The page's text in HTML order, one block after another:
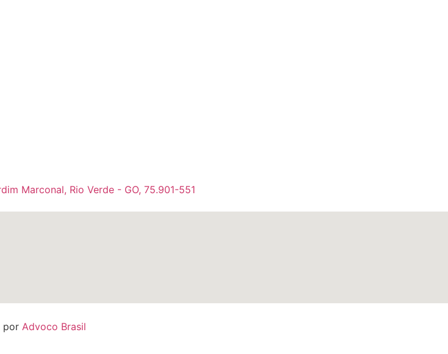
Marconal, Rio Verde - GO, 75.901-551
por Advoco Brasil